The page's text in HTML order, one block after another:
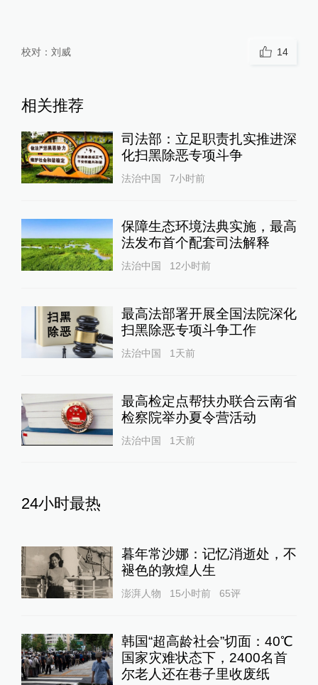
校对： 刘威 14
相关推荐
司法部：立足职责扎实推进深
化扫黑除恶专项斗争
法治中国 7小时前
保障生态环境法典实施，最高
法发布首个配套司法解释
法治中国 12小时前
最高法部署开展全国法院深化
扫黑除恶专项斗争工作
法治中国 1天前
最高检定点帮扶办联合云南省
检察院举办夏令营活动
法治中国 1天前
24小时最热
暮年常沙娜：记忆消逝处，不
褪色的敦煌人生
澎湃人物 15小时前 65评
韩国“超高龄社会”切面：40℃
国家灾难状态下，2400名首
尔老人还在巷子里收废纸